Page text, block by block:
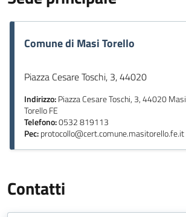
Comune di Masi Torello
Piazza Cesare Toschi, 3, 44020
Indirizzo:Piazza Cesare Toschi, 3, 44020 Masi
Torello FE
Telefono:0532 819113
Pec:protocollo@cert.comune.masitorello.fe.it
Contatti